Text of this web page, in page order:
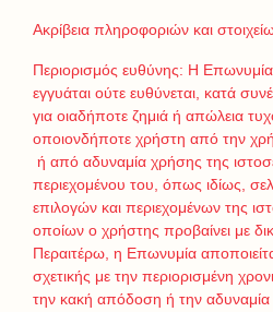
Ακρίβεια πληροφοριών και
Περιορισμός ευθύνης: Η
εγγυάται ούτε ευθύνεται, κατά
για οιαδήποτε ζημιά ή απώλεια
οποιονδήποτε χρήστη από την
ή από αδυναμία χρήσης της
περιεχομένου του, όπως ιδίως,
επιλογών και περιεχομένων της
οποίων ο χρήστης προβαίνει με
Περαιτέρω, η Επωνυμία
σχετικής με την περιορισμένη
την κακή απόδοση ή την αδυναμία